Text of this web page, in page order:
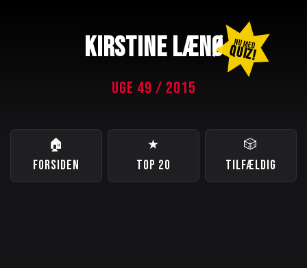
KIRSTINE LÆNØ NU MED
QUIZ!
UGE 49 / 2015
🏠
FORSIDEN
★
TOP 20
🎲
TILFÆLDIG